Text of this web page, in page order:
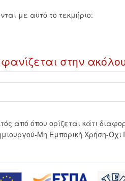
με αυτό το τεκμήριο:
στην
από όπου ορίζεται κάτι
Μη Εμπορική Χρήση-